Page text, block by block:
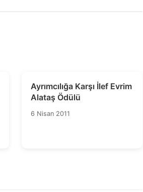
Ayrımcılığa Karşı İlef Evrim
Alataş Ödülü
6 Nisan 2011